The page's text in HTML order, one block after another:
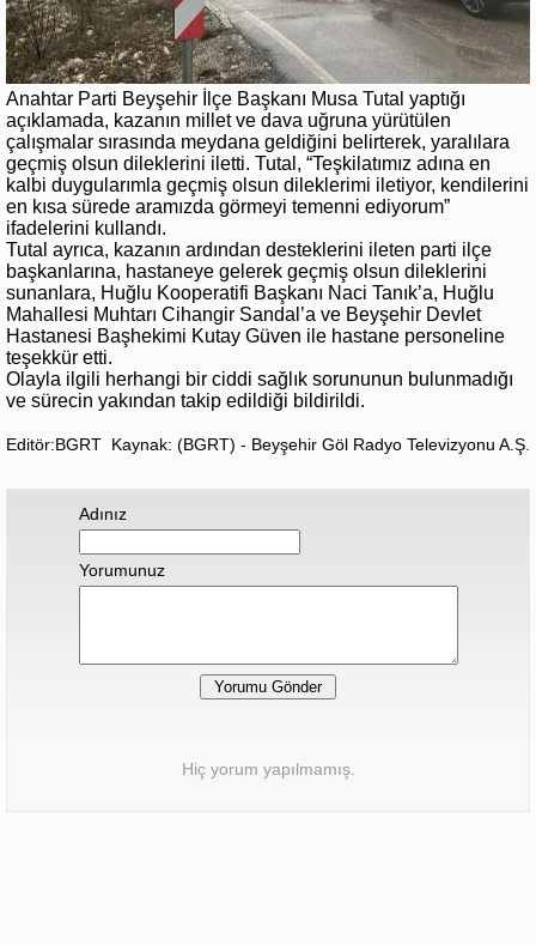
Anahtar Parti Beyşehir İlçe Başkanı Musa Tutal yaptığı
açıklamada, kazanın millet ve dava uğruna yürütülen
çalışmalar sırasında meydana geldiğini belirterek, yaralılara
geçmiş olsun dileklerini iletti. Tutal, “Teşkilatımız adına en
kalbi duygularımla geçmiş olsun dileklerimi iletiyor, kendilerini
en kısa sürede aramızda görmeyi temenni ediyorum”
ifadelerini kullandı.
Tutal ayrıca, kazanın ardından desteklerini ileten parti ilçe
başkanlarına, hastaneye gelerek geçmiş olsun dileklerini
sunanlara, Huğlu Kooperatifi Başkanı Naci Tanık’a, Huğlu
Mahallesi Muhtarı Cihangir Sandal’a ve Beyşehir Devlet
Hastanesi Başhekimi Kutay Güven ile hastane personeline
teşekkür etti.
Olayla ilgili herhangi bir ciddi sağlık sorununun bulunmadığı
ve sürecin yakından takip edildiği bildirildi.
Editör:BGRT Kaynak: (BGRT) - Beyşehir Göl Radyo Televizyonu A.Ş.
Adınız
Yorumunuz
Hiç yorum yapılmamış.